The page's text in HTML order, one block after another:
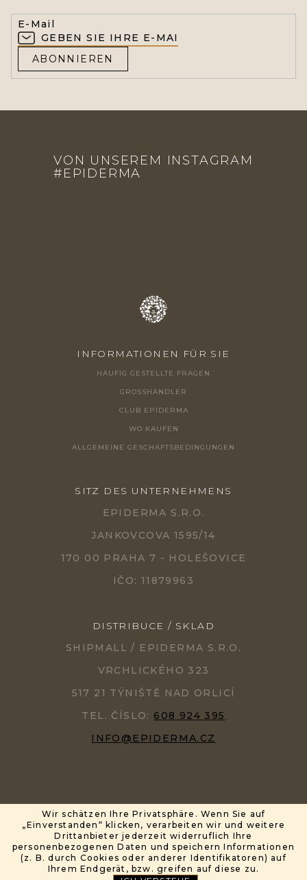
Wir schätzen Ihre Privatsphäre. Wenn Sie auf
„Einverstanden“ klicken, verarbeiten wir und weitere
Drittanbieter jederzeit widerruflich Ihre
personenbezogenen Daten und speichern Informationen
(z. B. durch Cookies oder anderer Identifikatoren) auf
Ihrem Endgerät, bzw. greifen auf diese zu.
E-Mail
ABONNIEREN
VON UNSEREM INSTAGRAM
#EPIDERMA
INFORMATIONEN FÜR SIE
HÄUFIG GESTELLTE FRAGEN
GROSSHÄNDLER
CLUB EPIDERMA
WO KAUFEN
ALLGEMEINE GESCHÄFTSBEDINGUNGEN
SITZ DES UNTERNEHMENS
EPIDERMA S.R.O.
JANKOVCOVA 1595/14
170 00 PRAHA 7 - HOLEŠOVICE
IČO: 11879963
DISTRIBUCE / SKLAD
SHIPMALL / EPIDERMA S.R.O.
VRCHLICKÉHO 323
517 21 TÝNIŠTĚ NAD ORLICÍ
TEL. ČÍSLO: 608 924 395
INFO@EPIDERMA.CZ
ERSTELLT VON SHOPTET PARTNER: MIRANDAMEDIA GROUP, S.R.O.
COPYRIGHT 2026EPIDERMA®. ALLE RECHTE VORBEHALTEN.